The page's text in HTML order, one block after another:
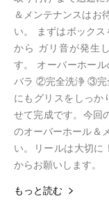
＆メンテナンスはお
い。 まずはボック
から ガリ音が発生
す。 オーバーホー
バラ ②完全洗浄 ③完
にもグリスをしっか
せて完成です。今回
のオーバーホール＆
い。リールは大切に
からお願いします。
もっと読む